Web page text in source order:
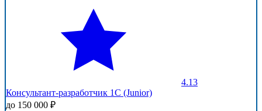
4.13
Консультант-разработчик 1С (Junior)
до 150 000 ₽